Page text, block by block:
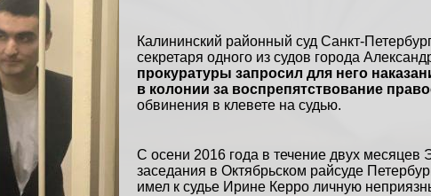
Калининский районный суд Санкт-
секретаря одного из судов города
прокуратуры запросил для него
в колонии за воспрепятствование
обвинения в клевете на судью.
С осени 2016 года в течение двух месяцев
заседания в Октябрьском райсуде
имел к судье Ирине Керро личную